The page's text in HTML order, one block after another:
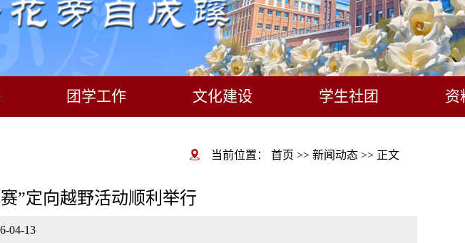
团学工作 文化建设 学生社团 资
当前位置： 首页 >> 新闻动态 >> 正文
”定向越野活动顺利举行
04-13